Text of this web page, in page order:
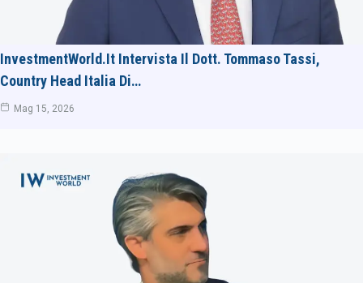
InvestmentWorld.it Intervista Il Dott. Tommaso Tassi,
Country Head Italia Di…
Mag 15, 2026